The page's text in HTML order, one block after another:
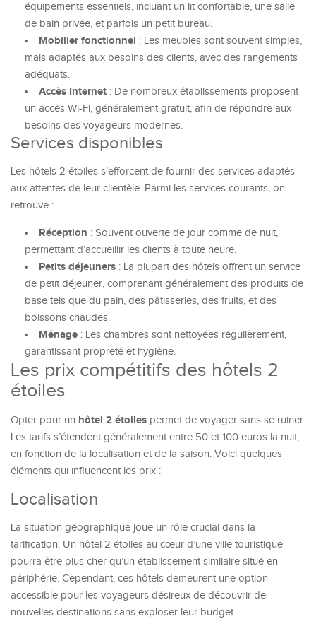
équipements essentiels, incluant un lit confortable, une salle
de bain privée, et parfois un petit bureau.
Mobilier fonctionnel : Les meubles sont souvent simples,
mais adaptés aux besoins des clients, avec des rangements
adéquats.
Accès Internet : De nombreux établissements proposent
un accès Wi-Fi, généralement gratuit, afin de répondre aux
besoins des voyageurs modernes.
Services disponibles
Les hôtels 2 étoiles s’efforcent de fournir des services adaptés
aux attentes de leur clientèle. Parmi les services courants, on
retrouve :
Réception : Souvent ouverte de jour comme de nuit,
permettant d’accueillir les clients à toute heure.
Petits déjeuners : La plupart des hôtels offrent un service
de petit déjeuner, comprenant généralement des produits de
base tels que du pain, des pâtisseries, des fruits, et des
boissons chaudes.
Ménage : Les chambres sont nettoyées régulièrement,
garantissant propreté et hygiène.
Les prix compétitifs des hôtels 2
étoiles
Opter pour un hôtel 2 étoiles permet de voyager sans se ruiner.
Les tarifs s’étendent généralement entre 50 et 100 euros la nuit,
en fonction de la localisation et de la saison. Voici quelques
éléments qui influencent les prix :
Localisation
La situation géographique joue un rôle crucial dans la
tarification. Un hôtel 2 étoiles au cœur d’une ville touristique
pourra être plus cher qu’un établissement similaire situé en
périphérie. Cependant, ces hôtels demeurent une option
accessible pour les voyageurs désireux de découvrir de
nouvelles destinations sans exploser leur budget.